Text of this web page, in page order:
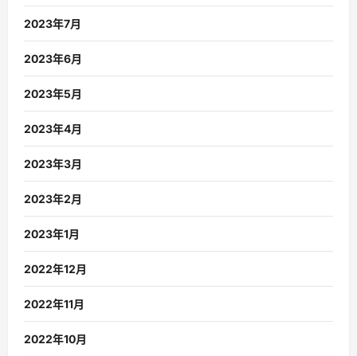
2023年7月
2023年6月
2023年5月
2023年4月
2023年3月
2023年2月
2023年1月
2022年12月
2022年11月
2022年10月